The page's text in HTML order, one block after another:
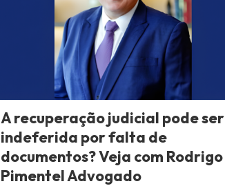
A recuperação judicial pode ser
indeferida por falta de
documentos? Veja com Rodrigo
Pimentel Advogado